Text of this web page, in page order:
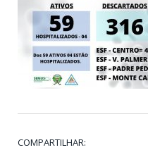
COMPARTILHAR: